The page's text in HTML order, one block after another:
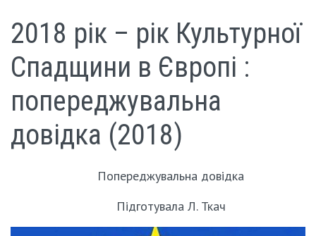
2018 рік – рік Культурної
Спадщини в Європі :
попереджувальна
довідка (2018)
Попереджувальна довідка
Підготувала Л. Ткач